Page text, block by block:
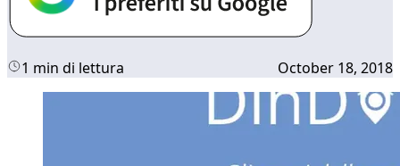
1 min di lettura October 18, 2018